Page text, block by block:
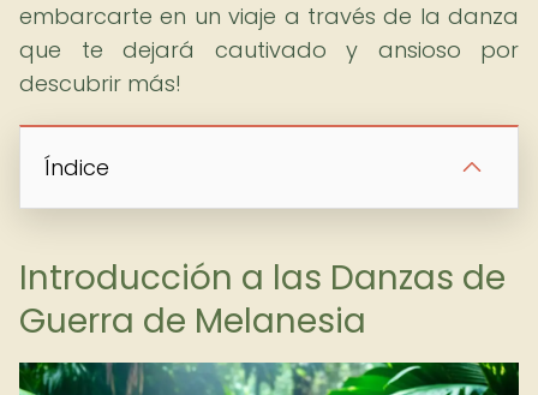
embarcarte en un viaje a través de la danza
que te dejará cautivado y ansioso por
descubrir más!
Índice
Introducción a las Danzas de
Guerra de Melanesia